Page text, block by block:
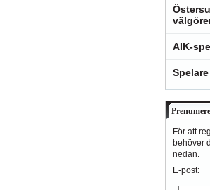
AIK-
För att
behöver
nedan.
E-post: